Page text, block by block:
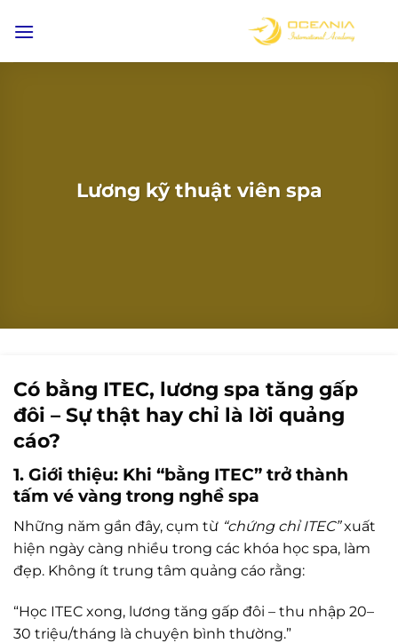
qua
Lương kỹ thuật viên spa
Có bằng ITEC, lương spa tăng gấp
đôi – Sự thật hay chỉ là lời quảng
cáo?
1. Giới thiệu: Khi “bằng ITEC” trở thành
tấm vé vàng trong nghề spa
Những năm gần đây, cụm từ “chứng chỉ ITEC”xuất
hiện ngày càng nhiều trong các khóa học spa, làm
đẹp. Không ít trung tâm quảng cáo rằng:
“Học ITEC xong, lương tăng gấp đôi – thu nhập 20–
30 triệu/tháng là chuyện bình thường.”